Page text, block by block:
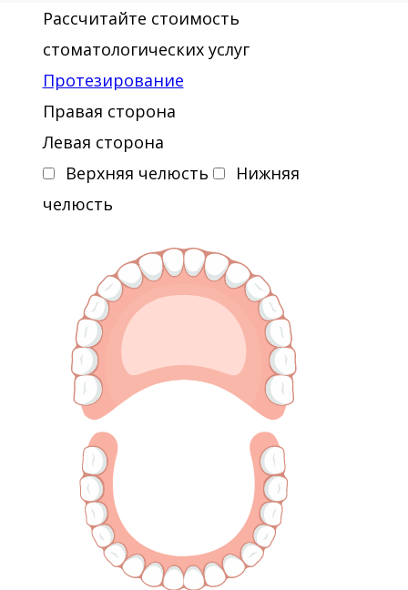
Рассчитайте стоимость
стоматологических услуг
Протезирование
Правая сторона
Левая сторона
Верхняя челюсть
Нижняя
челюсть